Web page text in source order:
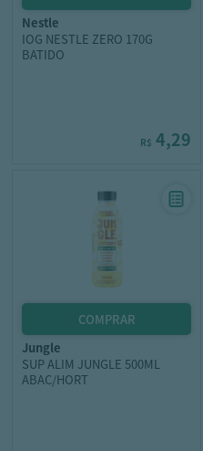
nestle
IOG NESTLE ZERO 170G
BATIDO
R$ 4,29
jungle
SUP ALIM JUNGLE 500ML
ABAC/HORT